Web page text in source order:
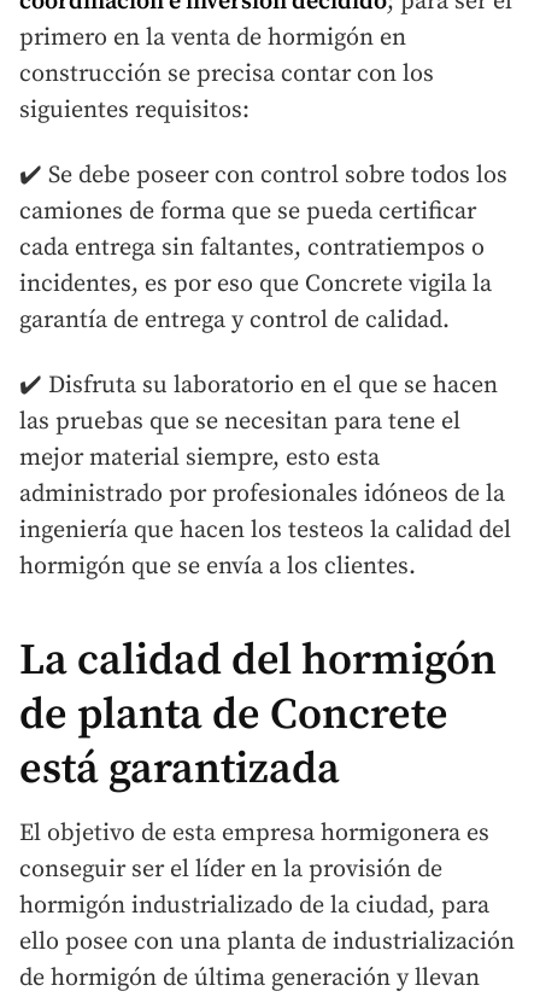
primero en la venta de hormigón en
construcción se precisa contar con los
siguientes requisitos:
✔️ Se debe poseer con control sobre todos los
camiones de forma que se pueda certificar
cada entrega sin faltantes, contratiempos o
incidentes, es por eso que Concrete vigila la
garantía de entrega y control de calidad.
✔️ Disfruta su laboratorio en el que se hacen
las pruebas que se necesitan para tene el
mejor material siempre, esto esta
administrado por profesionales idóneos de la
ingeniería que hacen los testeos la calidad del
hormigón que se envía a los clientes.
La calidad del hormigón
de planta de Concrete
está garantizada
El objetivo de esta empresa hormigonera es
conseguir ser el líder en la provisión de
hormigón industrializado de la ciudad, para
ello posee con una planta de industrialización
de hormigón de última generación y llevan